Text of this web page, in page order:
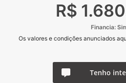
R$
Financia:
Os valores e condições anunciados
Tenho